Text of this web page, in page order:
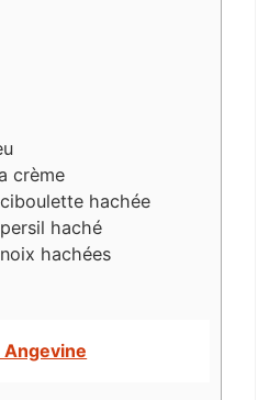
crème
ciboulette hachée
persil haché
noix hachées
Angevine